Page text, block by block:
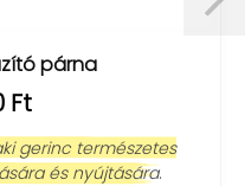
párna
Ft
gerinc természetes
és nyújtására.